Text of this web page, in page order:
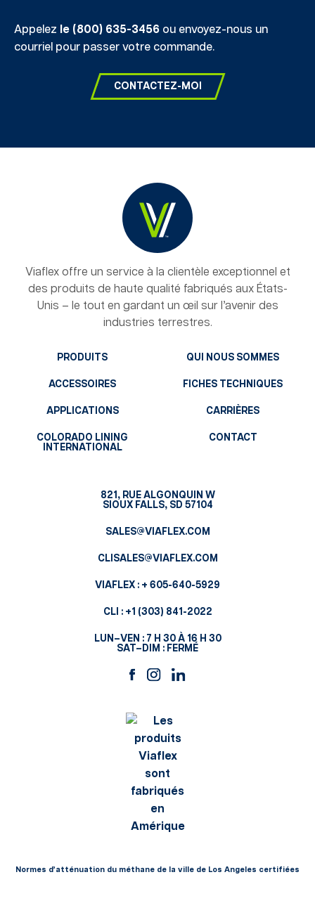
Appelez le (800) 635-3456 ou envoyez-nous un
courriel pour passer votre commande.
CONTACTEZ-MOI
Viaflex offre un service à la clientèle exceptionnel et
des produits de haute qualité fabriqués aux États-
Unis – le tout en gardant un œil sur l’avenir des
industries terrestres.
PRODUITS
ACCESSOIRES
APPLICATIONS
COLORADO LINING
INTERNATIONAL
QUI NOUS SOMMES
FICHES TECHNIQUES
CARRIÈRES
CONTACT
821, RUE ALGONQUIN W
SIOUX FALLS, SD 57104
SALES@VIAFLEX.COM
CLISALES@VIAFLEX.COM
VIAFLEX : + 605-640-5929
CLI : +1 (303) 841-2022
LUN–VEN : 7 H 30 À 16 H 30
SAT–DIM : FERMÉ
Normes d’atténuation du méthane de la ville de Los Angeles certifiées